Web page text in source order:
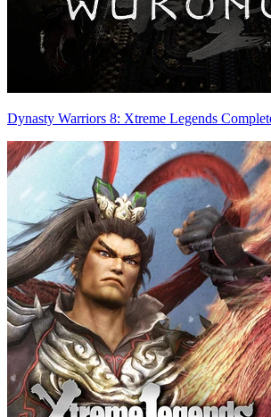
Dynasty Warriors 8: Xtreme Legends